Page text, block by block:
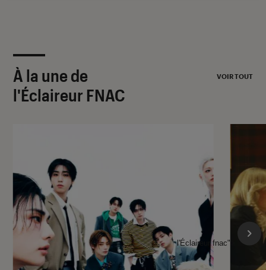
À la une de
l'Éclaireur FNAC
VOIR TOUT
l'Éclaireur fnac">